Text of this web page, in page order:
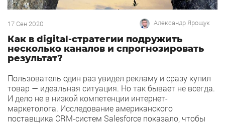
17 Сен 2020 Александр Ярощук
Как в digital-стратегии подружить
несколько каналов и спрогнозировать
результат?
Пользователь один раз увидел рекламу и сразу купил
товар — идеальная ситуация. Но так бывает не всегда.
И дело не в низкой компетенции интернет-
маркетолога. Исследование американского
поставщика CRM-систем Salesforce показало, чтобы